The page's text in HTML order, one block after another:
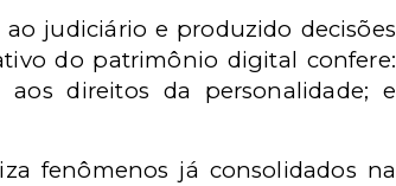
judiciário e produzido decisões
do patrimônio digital confere:
direitos da personalidade; e
fenômenos já consolidados na